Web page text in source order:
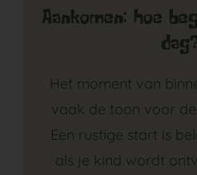
Aankomen: hoe
Het moment van
vaak de toon voor
Een rustige start is
als je kind wordt